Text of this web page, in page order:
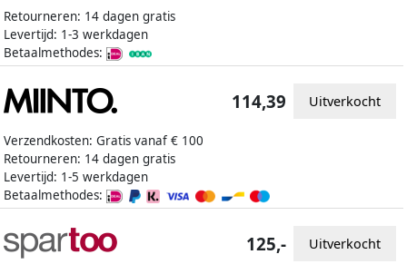
Retourneren: 14 dagen gratis
Levertijd: 1-3 werkdagen
Betaalmethodes:
Verzendkosten: Gratis vanaf € 100
Retourneren: 14 dagen gratis
Levertijd: 1-5 werkdagen
Betaalmethodes:
114,39 Uitverkocht
125,- Uitverkocht